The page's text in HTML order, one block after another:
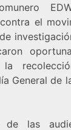
el
la
General de
las